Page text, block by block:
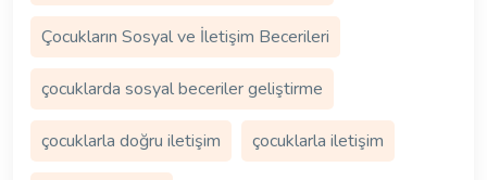
Çocukların Sosyal ve İletişim Becerileri
çocuklarda sosyal beceriler geliştirme
çocuklarla doğru iletişim çocuklarla iletişim